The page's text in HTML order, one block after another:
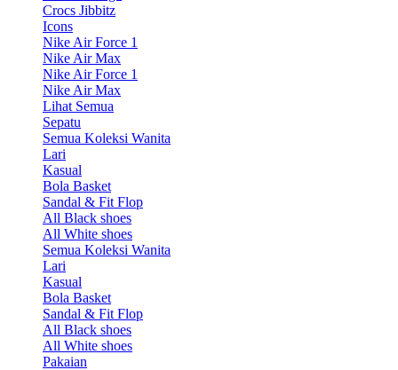
Crocs Jibbitz
Icons
Nike Air Force 1
Nike Air Max
Nike Air Force 1
Nike Air Max
Lihat Semua
Sepatu
Semua Koleksi Wanita
Lari
Kasual
Bola Basket
Sandal & Fit Flop
All Black shoes
All White shoes
Semua Koleksi Wanita
Lari
Kasual
Bola Basket
Sandal & Fit Flop
All Black shoes
All White shoes
Pakaian